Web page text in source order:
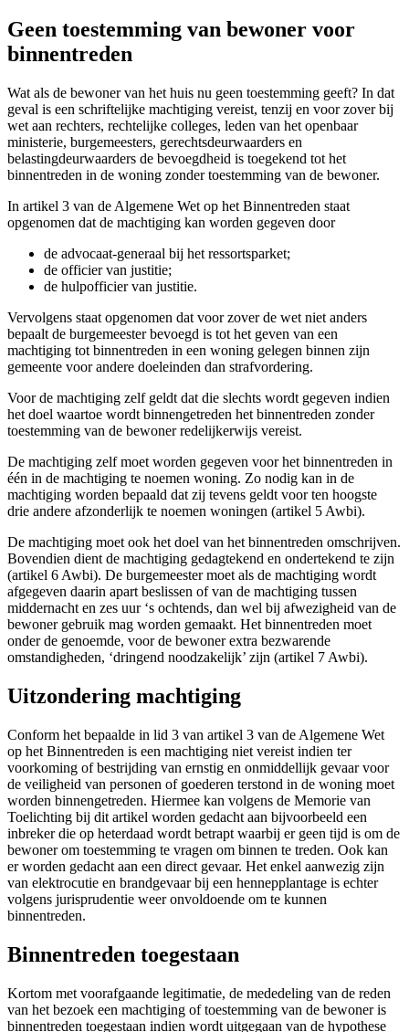
Geen toestemming van bewoner voor
binnentreden
Wat als de bewoner van het huis nu geen toestemming geeft? In dat
geval is een schriftelijke machtiging vereist, tenzij en voor zover bij
wet aan rechters, rechtelijke colleges, leden van het openbaar
ministerie, burgemeesters, gerechtsdeurwaarders en
belastingdeurwaarders de bevoegdheid is toegekend tot het
binnentreden in de woning zonder toestemming van de bewoner.
In artikel 3 van de Algemene Wet op het Binnentreden staat
opgenomen dat de machtiging kan worden gegeven door
de advocaat-generaal bij het ressortsparket;
de officier van justitie;
de hulpofficier van justitie.
Vervolgens staat opgenomen dat voor zover de wet niet anders
bepaalt de burgemeester bevoegd is tot het geven van een
machtiging tot binnentreden in een woning gelegen binnen zijn
gemeente voor andere doeleinden dan strafvordering.
Voor de machtiging zelf geldt dat die slechts wordt gegeven indien
het doel waartoe wordt binnengetreden het binnentreden zonder
toestemming van de bewoner redelijkerwijs vereist.
De machtiging zelf moet worden gegeven voor het binnentreden in
één in de machtiging te noemen woning. Zo nodig kan in de
machtiging worden bepaald dat zij tevens geldt voor ten hoogste
drie andere afzonderlijk te noemen woningen (artikel 5 Awbi).
De machtiging moet ook het doel van het binnentreden omschrijven.
Bovendien dient de machtiging gedagtekend en ondertekend te zijn
(artikel 6 Awbi). De burgemeester moet als de machtiging wordt
afgegeven daarin apart beslissen of van de machtiging tussen
middernacht en zes uur ‘s ochtends, dan wel bij afwezigheid van de
bewoner gebruik mag worden gemaakt. Het binnentreden moet
onder de genoemde, voor de bewoner extra bezwarende
omstandigheden, ‘dringend noodzakelijk’ zijn (artikel 7 Awbi).
Uitzondering machtiging
Conform het bepaalde in lid 3 van artikel 3 van de Algemene Wet
op het Binnentreden is een machtiging niet vereist indien ter
voorkoming of bestrijding van ernstig en onmiddellijk gevaar voor
de veiligheid van personen of goederen terstond in de woning moet
worden binnengetreden. Hiermee kan volgens de Memorie van
Toelichting bij dit artikel worden gedacht aan bijvoorbeeld een
inbreker die op heterdaad wordt betrapt waarbij er geen tijd is om de
bewoner om toestemming te vragen om binnen te treden. Ook kan
er worden gedacht aan een direct gevaar. Het enkel aanwezig zijn
van elektrocutie en brandgevaar bij een hennepplantage is echter
volgens jurisprudentie weer onvoldoende om te kunnen
binnentreden.
Binnentreden toegestaan
Kortom met voorafgaande legitimatie, de mededeling van de reden
van het bezoek een machtiging of toestemming van de bewoner is
binnentreden toegestaan indien wordt uitgegaan van de hypothese